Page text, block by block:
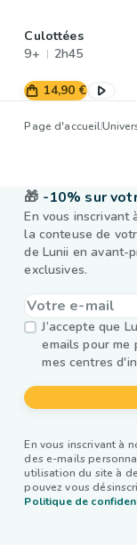
Culottées
9+
2h45
14,90 €
Page d'accueil
🎁 -10% sur
En vous
la conteuse de
de Lunii en avant-
exclusives.
J’accepte que
emails pour me
mes centres
En vous inscrivant à
des e-mails
utilisation du site à
pouvez vous
Politique de